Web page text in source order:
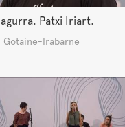
Patxi Iriart.
Gotaine-Irabarne